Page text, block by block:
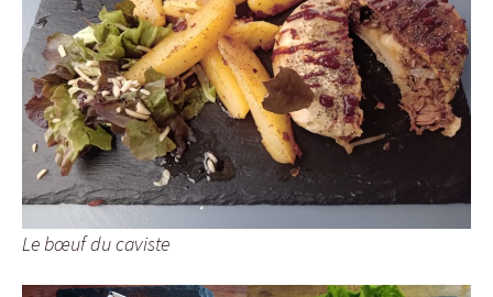
Le bœuf du caviste